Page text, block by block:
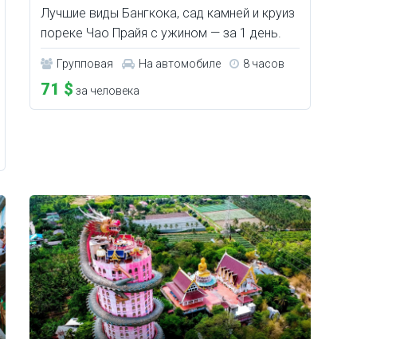
Лучшие виды Бангкока, сад камней и круиз
пореке Чао Прайя c ужином — за 1 день.
Групповая На автомобиле 8 часов
71 $ за человека